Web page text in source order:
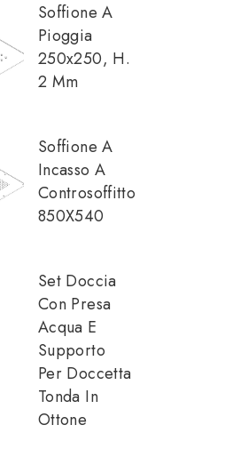
Soffione A
Pioggia
250x250, H.
2 Mm
Soffione A
Incasso A
Controsoffitto
850X540
Set Doccia
Con Presa
Acqua E
Supporto
Per Doccetta
Tonda In
Ottone